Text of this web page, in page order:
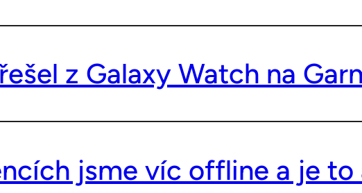
z Galaxy Watch na
jsme víc offline a je to